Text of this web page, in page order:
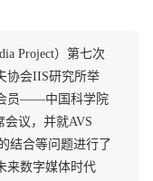
Project）第七次
协会IIS研究所举
员——中国科学院
议，并就AVS
结合等问题进行了
来数字媒体时代